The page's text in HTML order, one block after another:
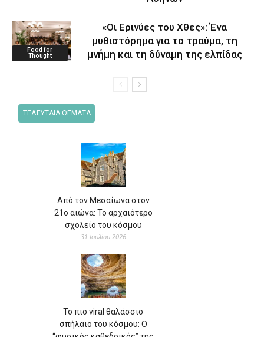
Food for
Thought
«Οι Ερινύες του Χθες»: Ένα
μυθιστόρημα για το τραύμα, τη
μνήμη και τη δύναμη της ελπίδας
ΤΕΛΕΥΤΑΙΑ ΘΕΜΑΤΑ
Από τον Μεσαίωνα στον
21ο αιώνα: Το αρχαιότερο
σχολείο του κόσμου
31 Ιουλίου 2026
Το πιο viral θαλάσσιο
σπήλαιο του κόσμου: Ο